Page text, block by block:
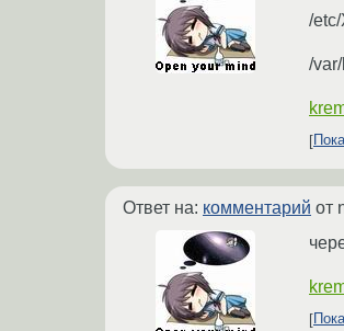
/
/
Ответ на: комментарий от